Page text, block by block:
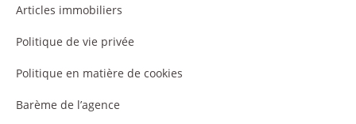
Articles immobiliers
Politique de vie privée
Politique en matière de cookies
Barème de l’agence